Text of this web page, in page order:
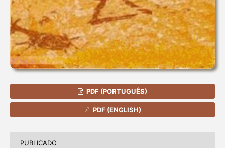
PDF (PORTUGUÊS)
PDF (ENGLISH)
PUBLICADO